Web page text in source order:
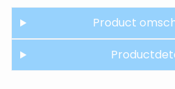
Product